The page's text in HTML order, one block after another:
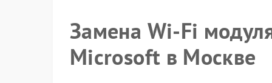
Замена Wi-Fi
Microsoft в Москве